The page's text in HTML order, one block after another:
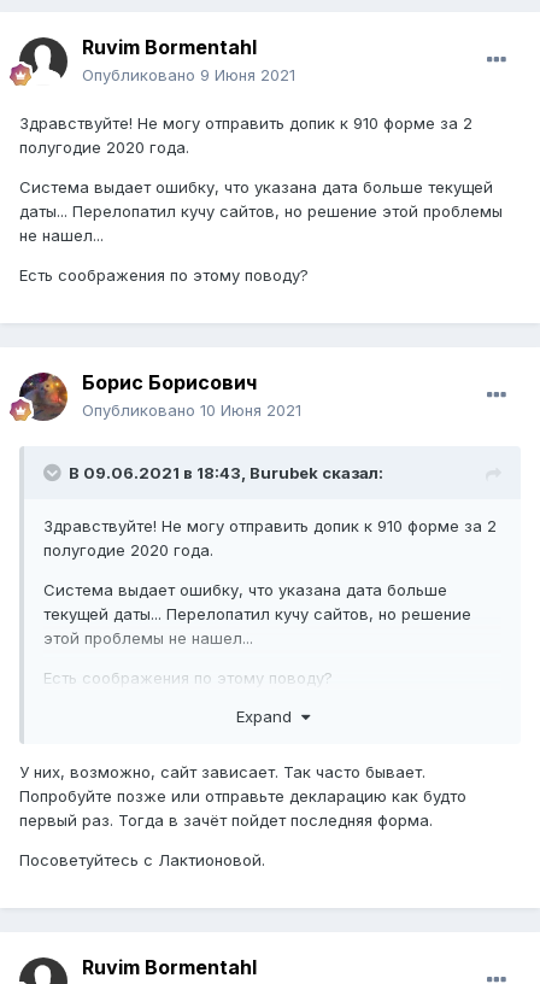
Ruvim Bormentahl
Опубликовано 9 Июня 2021
Здравствуйте! Не могу отправить допик к 910 форме за 2
полугодие 2020 года.
Система выдает ошибку, что указана дата больше текущей
даты... Перелопатил кучу сайтов, но решение этой проблемы
не нашел...
Есть соображения по этому поводу?
Борис Борисович
Опубликовано 10 Июня 2021
В 09.06.2021 в 18:43, Burubek сказал:
Здравствуйте! Не могу отправить допик к 910 форме за 2
полугодие 2020 года.
Система выдает ошибку, что указана дата больше
текущей даты... Перелопатил кучу сайтов, но решение
этой проблемы не нашел...
Есть соображения по этому поводу?
Expand
У них, возможно, сайт зависает. Так часто бывает.
Попробуйте позже или отправьте декларацию как будто
первый раз. Тогда в зачёт пойдет последняя форма.
Посоветуйтесь с Лактионовой.
Ruvim Bormentahl